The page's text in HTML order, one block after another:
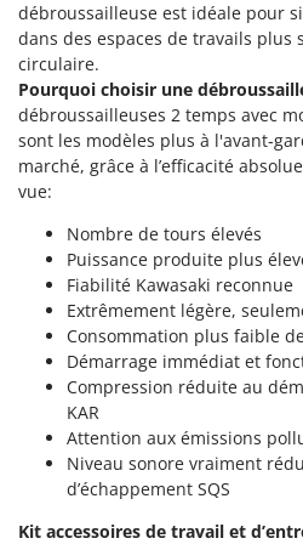
Groupes électrogènes
Gyrobroyeurs à lame
H
Haches - Cognées et
Hachoirs à viande
Herses Rotatives
Lames à neige
Lames niveleuses pour
Lave-vitres
Lieuses électriques pour
Machines à pâtes
E
EcoFlow
Edilmark
Effeuno
Einhell
Energy Gruppi
Enotecnica Pillan
Eschenfelder
EuroMech
Eurosystems
FAC
Fama Industrie
Famag
débroussailleuse est idéale pour
dans des espaces de travails plus
circulaire.
Pourquoi choisir une
débroussailleuses 2 temps avec
sont les modèles plus à l'avant-
marché, grâce à l’efficacité
vue:
Nombre de tours élevés
Puissance produite plus
Fiabilité Kawasaki reconnue
Extrêmement légère,
Consommation plus faible
Démarrage immédiat et
Compression réduite au
KAR
Attention aux émissions
Niveau sonore vraiment
d’échappement SQS
Kit accessoires de travail et